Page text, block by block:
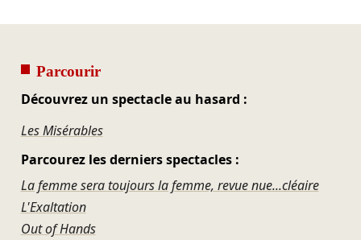
Parcourir
Découvrez un spectacle au hasard :
Les Misérables
Parcourez les derniers spectacles :
La femme sera toujours la femme, revue nue...cléaire
L'Exaltation
Out of Hands